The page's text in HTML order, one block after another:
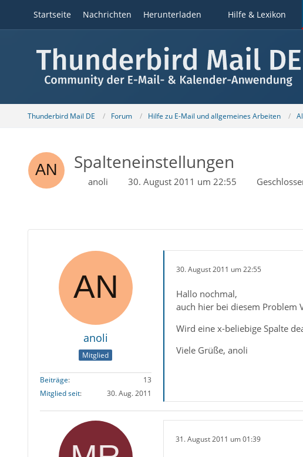
Startseite Nachrichten Herunterladen Hilfe & Lexikon
Thunderbird Mail DE Forum Hilfe zu E-Mail und allgemeines Arbeiten
Spalteneinstellungen
anoli 30. August 2011 um 22:55
anoli
Mitglied
Beiträge
13
Mitglied seit
30. Aug. 2011
30. August 2011 um 22:55
Hallo nochmal,
auch hier bei diesem Problem
Wird eine x-beliebige Spalte
Viele Grüße, anoli
31. August 2011 um 01:39